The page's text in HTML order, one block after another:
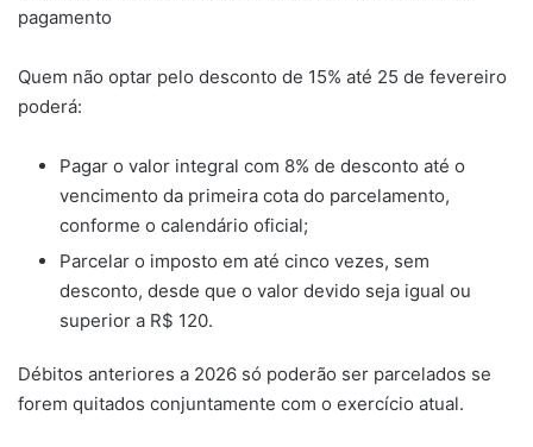
pagamento
Quem não optar pelo desconto de 15% até 25 de fevereiro
poderá:
Pagar o valor integral com 8% de desconto até o
vencimento da primeira cota do parcelamento,
conforme o calendário oficial;
Parcelar o imposto em até cinco vezes, sem
desconto, desde que o valor devido seja igual ou
superior a R$ 120.
Débitos anteriores a 2026 só poderão ser parcelados se
forem quitados conjuntamente com o exercício atual.